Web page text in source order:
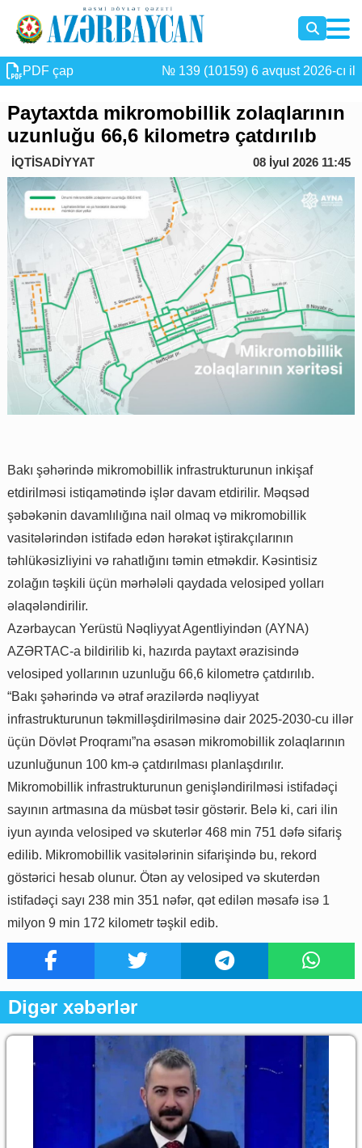
PDF çap № 139 (10159) 6 avqust 2026-cı il
Paytaxtda mikromobillik zolaqlarının
uzunluğu 66,6 kilometrə çatdırılıb
İQTİSADİYYAT 08 İyul 2026 11:45
Bakı şəhərində mikromobillik infrastrukturunun inkişaf
etdirilməsi istiqamətində işlər davam etdirilir. Məqsəd
şəbəkənin davamlılığına nail olmaq və mikromobillik
vasitələrindən istifadə edən hərəkət iştirakçılarının
təhlükəsizliyini və rahatlığını təmin etməkdir. Kəsintisiz
zolağın təşkili üçün mərhələli qaydada velosiped yolları
əlaqələndirilir.
Azərbaycan Yerüstü Nəqliyyat Agentliyindən (AYNA)
AZƏRTAC-a bildirilib ki, hazırda paytaxt ərazisində
velosiped yollarının uzunluğu 66,6 kilometrə çatdırılıb.
“Bakı şəhərində və ətraf ərazilərdə nəqliyyat
infrastrukturunun təkmilləşdirilməsinə dair 2025-2030-cu illər
üçün Dövlət Proqramı”na əsasən mikromobillik zolaqlarının
uzunluğunun 100 km-ə çatdırılması planlaşdırılır.
Mikromobillik infrastrukturunun genişləndirilməsi istifadəçi
sayının artmasına da müsbət təsir göstərir. Belə ki, cari ilin
iyun ayında velosiped və skuterlər 468 min 751 dəfə sifariş
edilib. Mikromobillik vasitələrinin sifarişində bu, rekord
göstərici hesab olunur. Ötən ay velosiped və skuterdən
istifadəçi sayı 238 min 351 nəfər, qət edilən məsafə isə 1
milyon 9 min 172 kilometr təşkil edib.
Digər xəbərlər